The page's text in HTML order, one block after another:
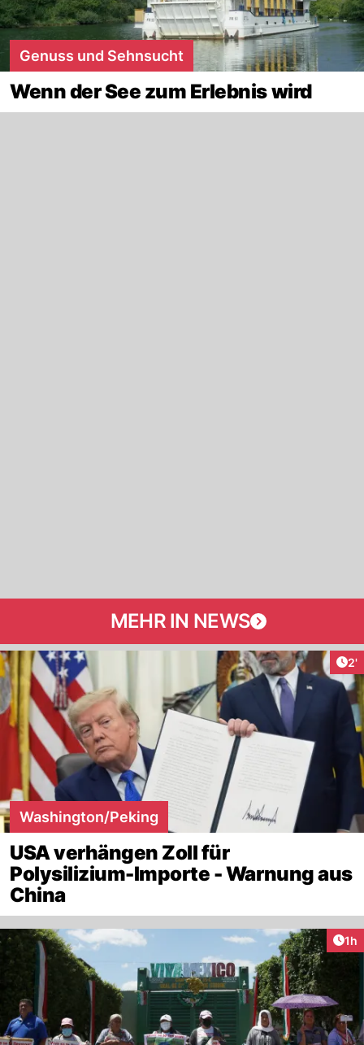
Genuss und Sehnsucht
Wenn der See zum Erlebnis wird
MEHR IN NEWS
2'
Washington/Peking
USA verhängen Zoll für
Polysilizium-Importe - Warnung aus
China
1h